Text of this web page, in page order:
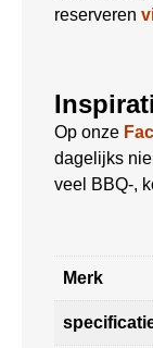
reserveren
Op onze
dagelijks
veel BBQ-,
Merk